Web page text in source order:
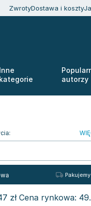
ZwrotyDostawa i koszty
Inne
kategorie
autorzy
zł Cena rynkowa: